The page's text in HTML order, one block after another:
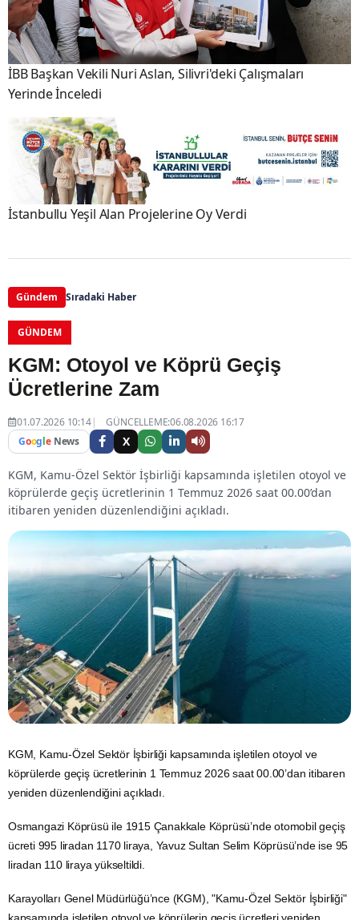
İBB Başkan Vekili Nuri Aslan, Silivri'deki Çalışmaları
Yerinde İnceledi
İstanbullu Yeşil Alan Projelerine Oy Verdi
Gündem Sıradaki Haber
GÜNDEM
KGM: Otoyol ve Köprü Geçiş
Ücretlerine Zam
01.07.2026 10:14
GÜNCELLEME:06.08.2026 16:17
Google News X
KGM, Kamu-Özel Sektör İşbirliği kapsamında işletilen otoyol ve
köprülerde geçiş ücretlerinin 1 Temmuz 2026 saat 00.00’dan
itibaren yeniden düzenlendiğini açıkladı.
KGM, Kamu-Özel Sektör İşbirliği kapsamında işletilen otoyol ve
köprülerde geçiş ücretlerinin 1 Temmuz 2026 saat 00.00’dan itibaren
yeniden düzenlendiğini açıkladı.
Osmangazi Köprüsü ile 1915 Çanakkale Köprüsü’nde otomobil geçiş
ücreti 995 liradan 1170 liraya, Yavuz Sultan Selim Köprüsü’nde ise 95
liradan 110 liraya yükseltildi.
Karayolları Genel Müdürlüğü’nce (KGM), "Kamu-Özel Sektör İşbirliği"
kapsamında işletilen otoyol ve köprülerin geçiş ücretleri yeniden